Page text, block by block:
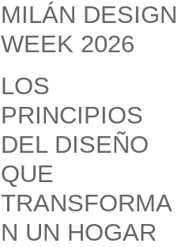
MILÁN DESIGN
WEEK 2026
LOS
PRINCIPIOS
DEL DISEÑO
QUE
TRANSFORMA
N UN HOGAR